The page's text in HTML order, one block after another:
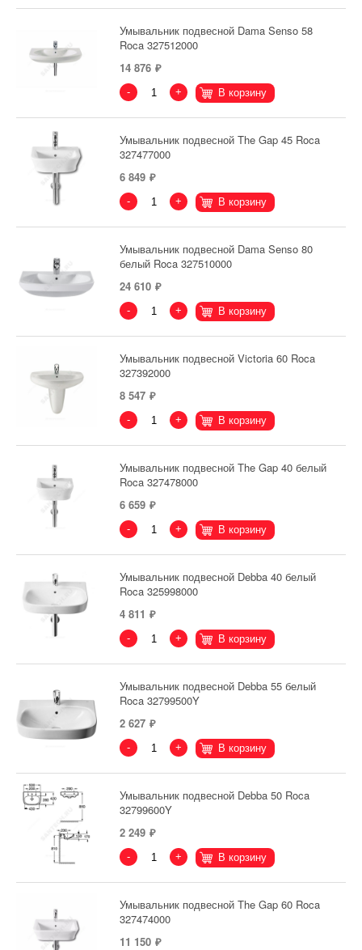
Умывальник подвесной Dama Senso 58
Roca 327512000
14 876
- + В корзину
Умывальник подвесной The Gap 45 Roca
327477000
6 849
- + В корзину
Умывальник подвесной Dama Senso 80
белый Roca 327510000
24 610
- + В корзину
Умывальник подвесной Victoria 60 Roca
327392000
8 547
- + В корзину
Умывальник подвесной The Gap 40 белый
Roca 327478000
6 659
- + В корзину
Умывальник подвесной Debba 40 белый
Roca 325998000
4 811
- + В корзину
Умывальник подвесной Debba 55 белый
Roca 32799500Y
2 627
- + В корзину
Умывальник подвесной Debba 50 Roca
32799600Y
2 249
- + В корзину
Умывальник подвесной The Gap 60 Roca
327474000
11 150